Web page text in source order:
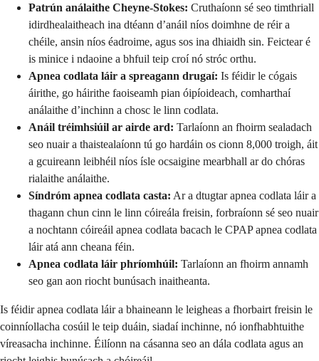
Patrún análaithe Cheyne-Stokes: Cruthaíonn sé seo timthriall
idirdhealaitheach ina dtéann d’anáil níos doimhne de réir a
chéile, ansin níos éadroime, agus sos ina dhiaidh sin. Feictear é
is minice i ndaoine a bhfuil teip croí nó stróc orthu.
Apnea codlata láir a spreagann drugaí: Is féidir le cógais
áirithe, go háirithe faoiseamh pian óipíoideach, comharthaí
análaithe d’inchinn a chosc le linn codlata.
Anáil tréimhsiúil ar airde ard: Tarlaíonn an fhoirm sealadach
seo nuair a thaistealaíonn tú go hardáin os cionn 8,000 troigh, áit
a gcuireann leibhéil níos ísle ocsaigine mearbhall ar do chóras
rialaithe análaithe.
Síndróm apnea codlata casta: Ar a dtugtar apnea codlata láir a
thagann chun cinn le linn cóireála freisin, forbraíonn sé seo nuair
a nochtann cóireáil apnea codlata bacach le CPAP apnea codlata
láir atá ann cheana féin.
Apnea codlata láir phríomhúil: Tarlaíonn an fhoirm annamh
seo gan aon riocht bunúsach inaitheanta.
Is féidir apnea codlata láir a bhaineann le leigheas a fhorbairt freisin le
coinníollacha cosúil le teip duáin, siadaí inchinne, nó ionfhabhtuithe
víreasacha inchinne. Éilíonn na cásanna seo an dála codlata agus an